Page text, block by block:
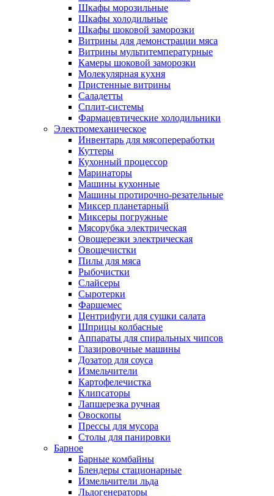
Шкафы морозильные
Шкафы холодильные
Шкафы шоковой заморозки
Витрины для демонстрации мяса
Витрины мультитемпературные
Камеры шоковой заморозки
Молекулярная кухня
Пристенные витрины
Саладетты
Сплит-системы
Фармацевтические холодильники
Электромеханическое
Инвентарь для мясопереработки
Куттеры
Кухонный процессор
Маринаторы
Машины кухонные
Машины протирочно-резательные
Миксер планетарный
Миксеры погружные
Мясорубка электрическая
Овощерезки электрическая
Овощечистки
Пилы для мяса
Рыбочистки
Слайсеры
Сыротерки
Фаршемес
Центрифуги для сушки салата
Шприцы колбасные
Аппараты для спиральных чипсов
Глазировочные машины
Дозатор для соуса
Измельчители
Картофелечистка
Клипсаторы
Лапшерезка ручная
Овоскопы
Прессы для мусора
Столы для панировки
Барное
Барные комбайны
Блендеры стационарные
Измельчители льда
Льдогенераторы